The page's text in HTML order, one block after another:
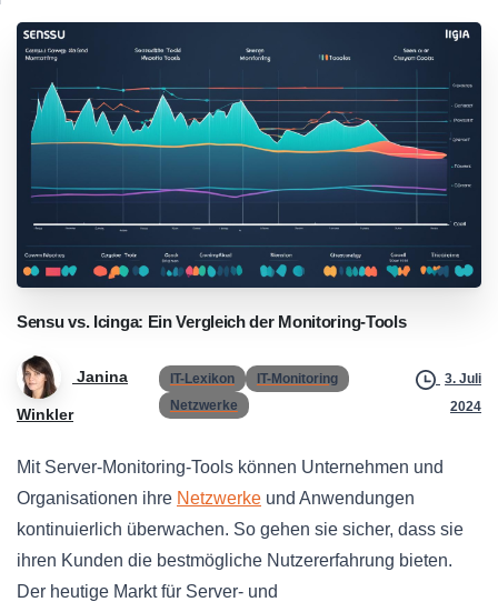
Sensu vs. Icinga: Ein Vergleich der Monitoring-Tools
Janina
Winkler
IT-Lexikon
IT-Monitoring
Netzwerke
3. Juli
2024
Mit Server-Monitoring-Tools können Unternehmen und
Organisationen ihre Netzwerke und Anwendungen
kontinuierlich überwachen. So gehen sie sicher, dass sie
ihren Kunden die bestmögliche Nutzererfahrung bieten.
Der heutige Markt für Server- und